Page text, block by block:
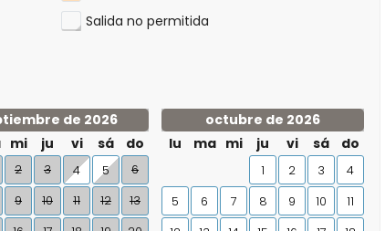
Salida no permitida
de 2026
mi ju vi sá do
2 3 4 5
6
9 10 11 12
13
octubre de 2026
lu
ma mi ju vi sá do
1 2 3
4
5
6 7 8 9 10
11